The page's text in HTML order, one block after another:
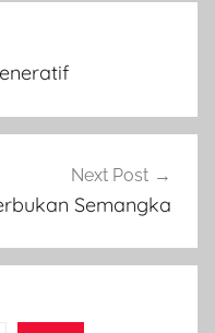
Next Post
Semangka